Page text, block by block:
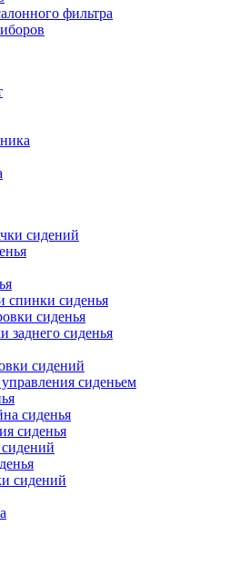
фильтра
сидений
спинки сиденья
сиденья
заднего сиденья
сидений
сиденьем
сиденья
сиденья
сидений